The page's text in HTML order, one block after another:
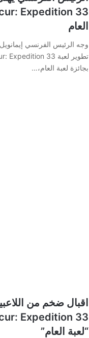
العام
وجه الرئيس الفرنسي
بجائزة لعبة العام،…
“لعبة العام”